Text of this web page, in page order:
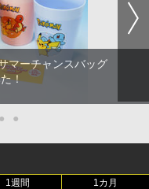
マーチャンスバッグ
！
● ●
1週間 1カ月